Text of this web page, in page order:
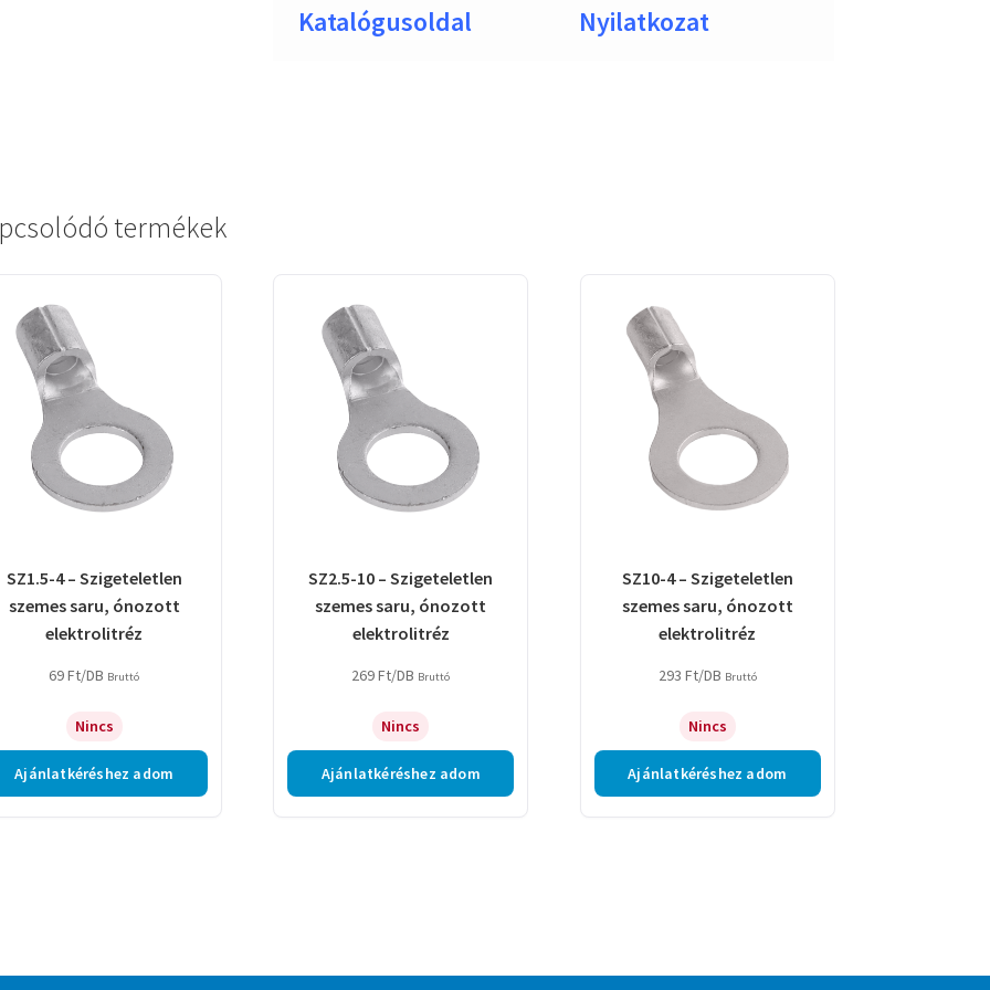
Katalógusoldal Nyilatkozat
termékek
SZ1.5-4 – Szigeteletlen
szemes saru, ónozott
elektrolitréz
69Ft/DB Bruttó
Nincs
Ajánlatkéréshez adom
SZ2.5-10 – Szigeteletlen
szemes saru, ónozott
elektrolitréz
269Ft/DB Bruttó
Nincs
Ajánlatkéréshez adom
SZ10-4 – Szigeteletlen
szemes saru, ónozott
elektrolitréz
293 Ft/DB Bruttó
Nincs
Ajánlatkéréshez adom